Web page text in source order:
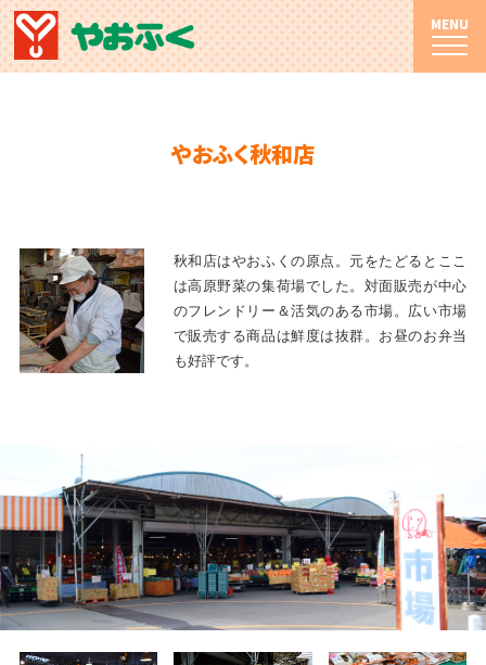
やおふく秋和店
秋和店はやおふくの原点。元をたどるとここ
は高原野菜の集荷場でした。対面販売が中心
のフレンドリー＆活気のある市場。広い市場
で販売する商品は鮮度は抜群。お昼のお弁当
も好評です。
MENU